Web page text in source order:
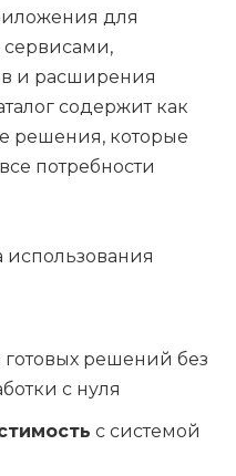
для
и расширения
содержит как
решения, которые
потребности
готовых решений без
с нуля
с системой